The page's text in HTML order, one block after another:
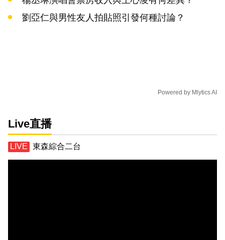
劉亞仁與男性友人拍貼照引發何種討論？
Powered by Mlytics AI
Live直播
東森綜合二台